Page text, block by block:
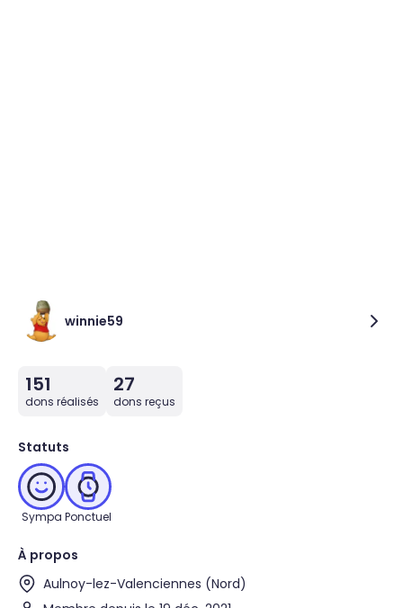
winnie59
151
dons réalisés
27
dons reçus
Statuts
Sympa Ponctuel
À propos
Aulnoy-lez-Valenciennes (Nord)